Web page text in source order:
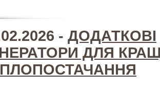
- ДОДАТКОВІ
ДЛЯ